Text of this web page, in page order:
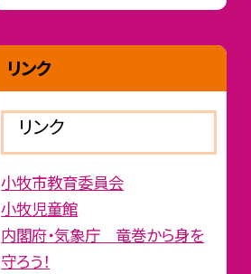
リンク
リンク
小牧市教育委員会
小牧児童館
内閣府・気象庁 竜巻から身を
守ろう！